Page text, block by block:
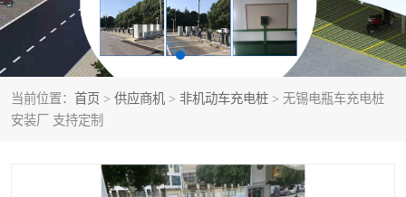
当前位置： 首页 > 供应商机 > 非机动车充电桩 > 无锡电瓶车充电桩
安装厂 支持定制
电动自行车充电桩 两轮电动车充电桩
充电桩